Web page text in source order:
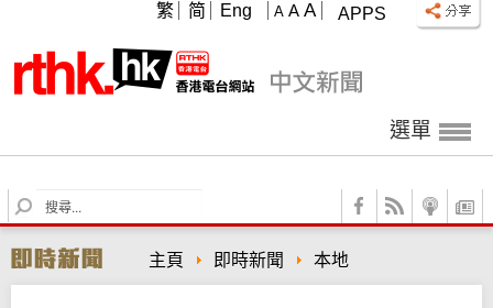
APPS
A A A
繁 简 Eng
選單
S
e
r
c
主頁 即時新聞 本地